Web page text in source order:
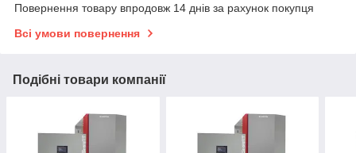
Повернення товару впродовж 14 днів за рахунок покупця
Всі умови повернення
Подібні товари компанії